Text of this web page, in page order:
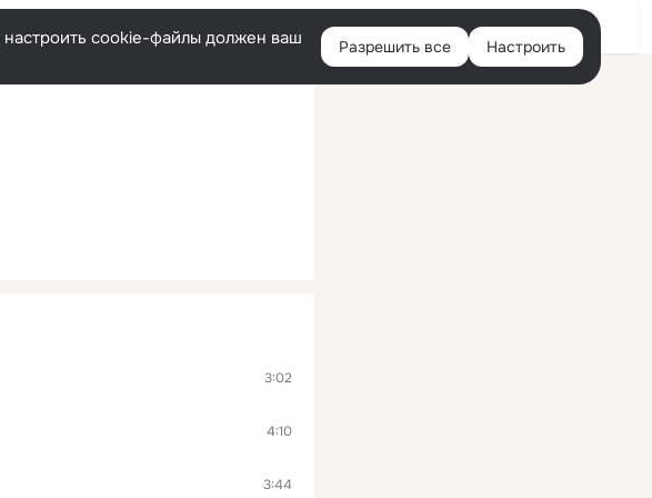
Войти
cookie-файлы должен ваш
Разрешить все Настроить
3:02
4:10
3:44